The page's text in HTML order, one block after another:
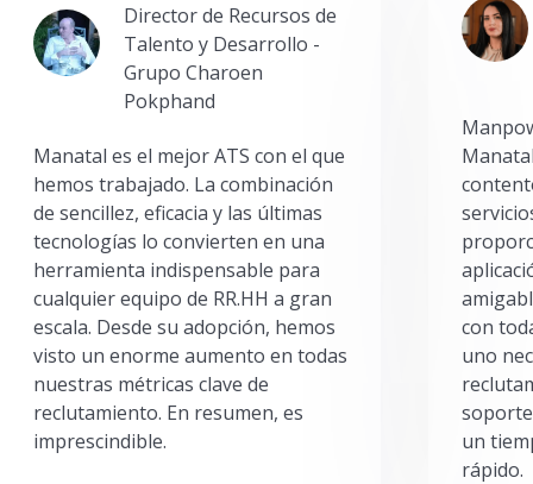
Director de Recursos de
Talento y Desarrollo -
Grupo Charoen
Pokphand
Manatal es el mejor ATS con el que
hemos trabajado. La combinación
de sencillez, eficacia y las últimas
tecnologías lo convierten en una
herramienta indispensable para
cualquier equipo de RR.HH a gran
escala. Desde su adopción, hemos
visto un enorme aumento en todas
nuestras métricas clave de
reclutamiento. En resumen, es
imprescindible.
con
uno
un
rápido.